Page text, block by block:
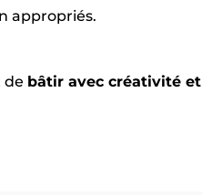
appropriés.
de bâtir avec créativité et